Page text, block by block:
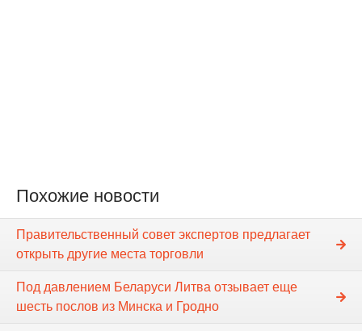
Похожие новости
Правительственный совет экспертов предлагает
открыть другие места торговли
Под давлением Беларуси Литва отзывает еще
шесть послов из Минска и Гродно